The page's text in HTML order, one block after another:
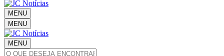
MENU
MENU
MENU